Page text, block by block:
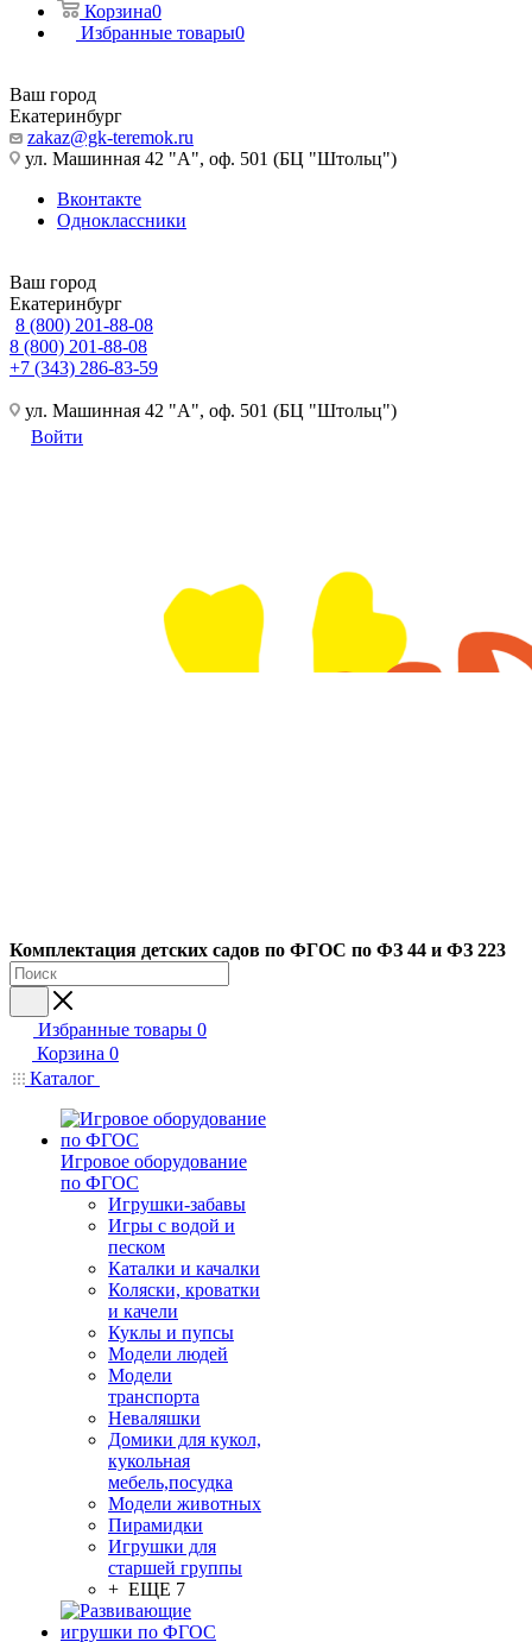
Корзина0
Избранные товары0
Ваш город
Екатеринбург
zakaz@gk-teremok.ru
ул. Машинная 42 "А", оф. 501 (БЦ "Штольц")
Вконтакте
Одноклассники
Ваш город
Екатеринбург
8 (800) 201-88-08
8 (800) 201-88-08
+7 (343) 286-83-59
ул. Машинная 42 "А", оф. 501 (БЦ "Штольц")
Войти
Комплектация детских садов по ФГОC по ФЗ 44 и ФЗ 223
Избранные товары 0
Корзина 0
Каталог
Игровое оборудование
по ФГОС
Игрушки-забавы
Игры с водой и
песком
Каталки и качалки
Коляски, кроватки
и качели
Куклы и пупсы
Модели людей
Модели
транспорта
Неваляшки
Домики для кукол,
кукольная
мебель,посудка
Модели животных
Пирамидки
Игрушки для
старшей группы
+ ЕЩЕ 7